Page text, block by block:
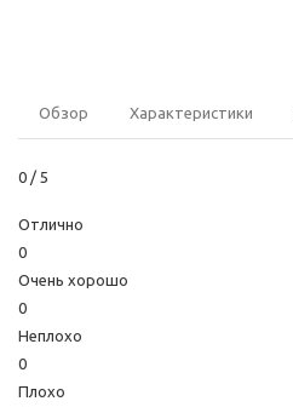
Обзор Характеристики
0 / 5
Отлично
0
Очень хорошо
0
Неплохо
0
Плохо